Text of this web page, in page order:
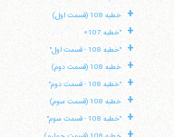
+ خطبه 108 (قسمت اول)
+ "خطبه 107»
+ "خطبه 108 - قسمت اول"
+ خطبه 108 (قسمت دوم)
+ "خطبه 108 - قسمت دوم"
+ خطبه 108 (قسمت سوم)
+ "خطبه 108 - قسمت سوم"